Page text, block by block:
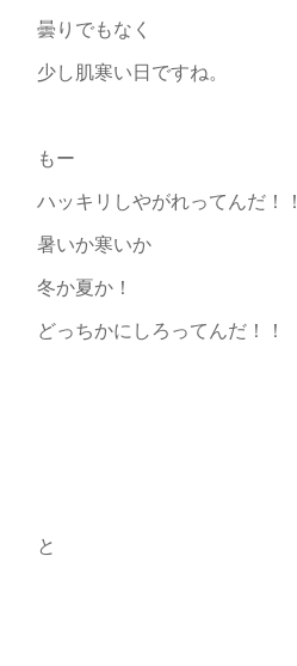
曇りでもなく
少し肌寒い日ですね。
もー
ハッキリしやがれってんだ！！
暑いか寒いか
冬か夏か！
どっちかにしろってんだ！！
と